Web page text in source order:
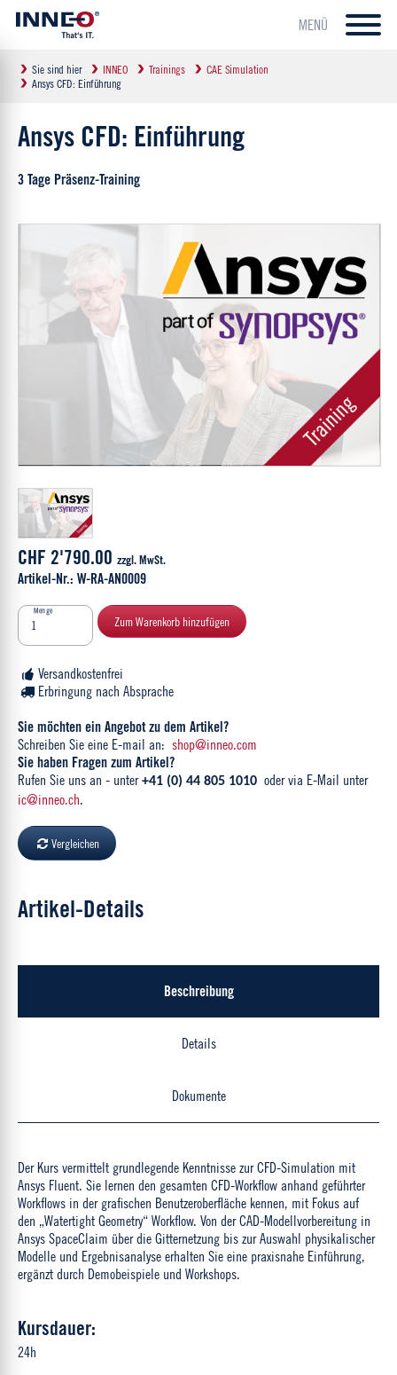
MENÜ
Sie sind hier INNEO Trainings
CAE Simulation
Ansys CFD: Einführung
Ansys CFD: Einführung
3 Tage Präsenz-Training
CHF 2'790.00 zzgl. MwSt.
Artikel-Nr.: W-RA-AN0009
Menge
Zum Warenkorb hinzufügen
Versandkostenfrei
Erbringung nach Absprache
Sie möchten ein Angebot zu dem Artikel?
Schreiben Sie eine E-mail an: shop@inneo.com
Sie haben Fragen zum Artikel?
Rufen Sie uns an - unter+41 (0) 44 805 1010 oder via E-Mail unter
ic@inneo.ch.
Vergleichen
Artikel-Details
Beschreibung
Details
Dokumente
Der Kurs vermittelt grundlegende Kenntnisse zur CFD-Simulation mit
Ansys Fluent. Sie lernen den gesamten CFD-Workflow anhand geführter
Workflows in der grafischen Benutzeroberfläche kennen, mit Fokus auf
den „Watertight Geometry“ Workflow. Von der CAD-Modellvorbereitung in
Ansys SpaceClaim über die Gitternetzung bis zur Auswahl physikalischer
Modelle und Ergebnisanalyse erhalten Sie eine praxisnahe Einführung,
ergänzt durch Demobeispiele und Workshops.
Kursdauer:
24h